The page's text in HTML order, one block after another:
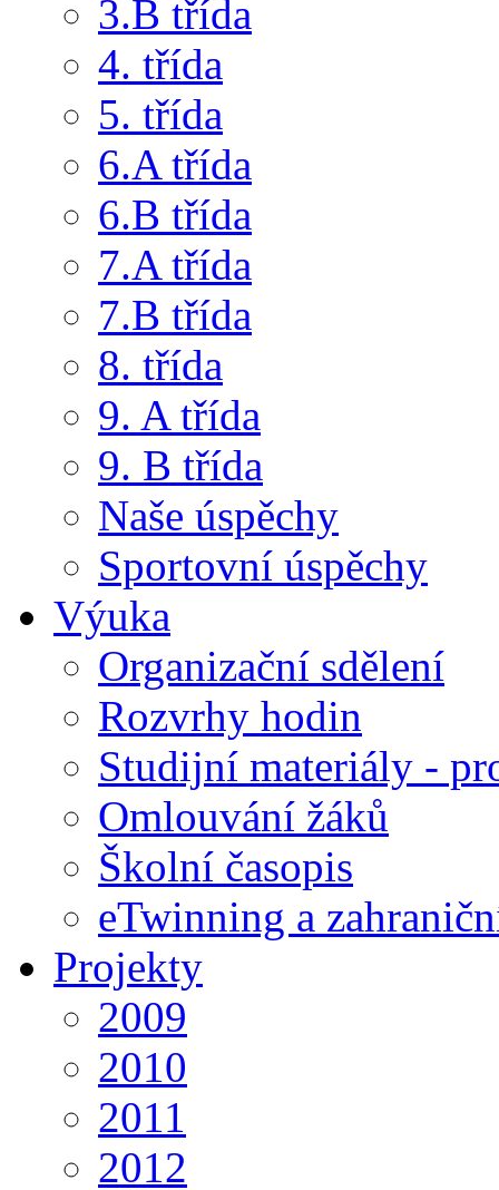
3.B třída
4. třída
5. třída
6.A třída
6.B třída
7.A třída
7.B třída
8. třída
9. A třída
9. B třída
Naše úspěchy
Sportovní úspěchy
Výuka
Organizační sdělení
Rozvrhy hodin
Studijní materiály -
Omlouvání žáků
Školní časopis
eTwinning a
Projekty
2009
2010
2011
2012